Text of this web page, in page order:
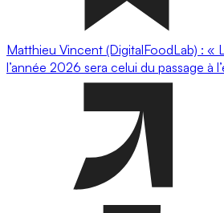
Matthieu Vincent (DigitalFoodLab) : «
l’année 2026 sera celui du passage à